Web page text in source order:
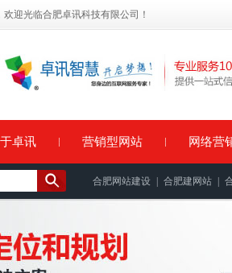
迎光临合肥卓讯科技有限公司！
卓讯 营销型网站 网络营
合肥网站建设 合肥建网站